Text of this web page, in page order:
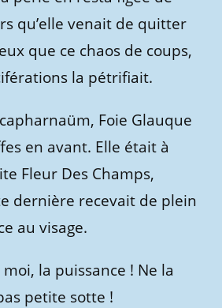
qu’elle venait de quitter
que ce chaos de coups,
la pétrifiait.
Foie Glauque
en avant. Elle était à
Fleur Des Champs,
dernière recevait de plein
au visage.
la puissance ! Ne la
petite sotte !